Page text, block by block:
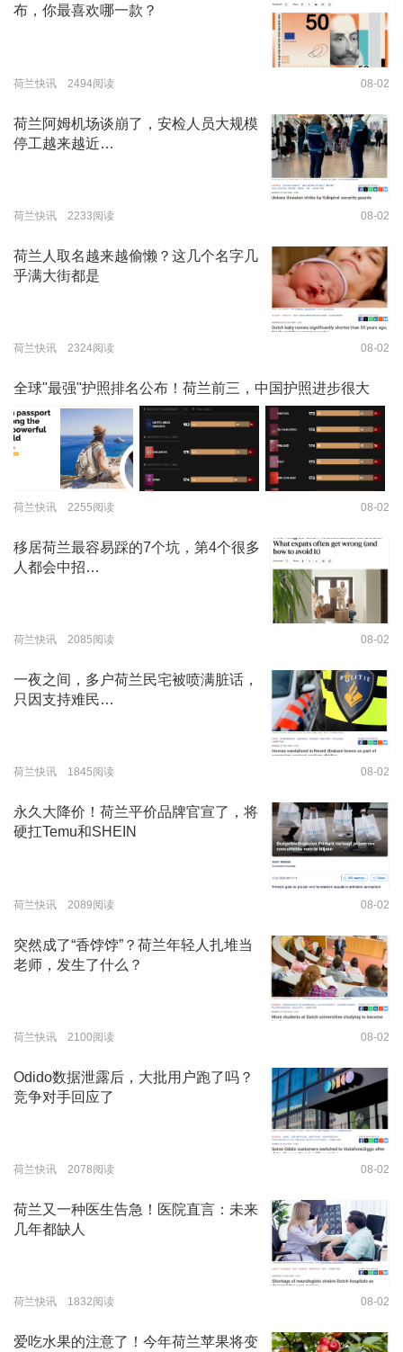
布，你最喜欢哪一款？
荷兰快讯 2494阅读 08-02
荷兰阿姆机场谈崩了，安检人员大规模
停工越来越近…
荷兰快讯 2233阅读 08-02
荷兰人取名越来越偷懒？这几个名字几
乎满大街都是
荷兰快讯 2324阅读 08-02
全球"最强"护照排名公布！荷兰前三，中国护照进步很大
荷兰快讯 2255阅读 08-02
移居荷兰最容易踩的7个坑，第4个很多
人都会中招…
荷兰快讯 2085阅读 08-02
一夜之间，多户荷兰民宅被喷满脏话，
只因支持难民…
荷兰快讯 1845阅读 08-02
永久大降价！荷兰平价品牌官宣了，将
硬扛Temu和SHEIN
荷兰快讯 2089阅读 08-02
突然成了“香饽饽”？荷兰年轻人扎堆当
老师，发生了什么？
荷兰快讯 2100阅读 08-02
Odido数据泄露后，大批用户跑了吗？
竞争对手回应了
荷兰快讯 2078阅读 08-02
荷兰又一种医生告急！医院直言：未来
几年都缺人
荷兰快讯 1832阅读 08-02
爱吃水果的注意了！今年荷兰苹果将变